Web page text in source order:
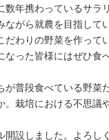
数年携わっているサラ
ながら就農を目指して
だわりの野菜を作って
なった皆様にはぜひ食
が普段食べている野菜
。栽培における不思議
開設しました。よろし